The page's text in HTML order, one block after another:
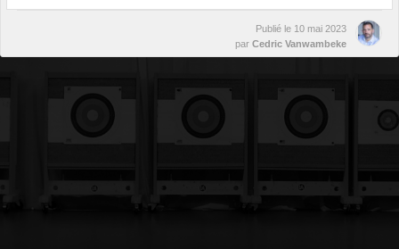
Publié le 10 mai 2023
par Cedric Vanwambeke